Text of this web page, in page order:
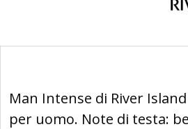
Man Intense di River
per uomo. Note di testa: